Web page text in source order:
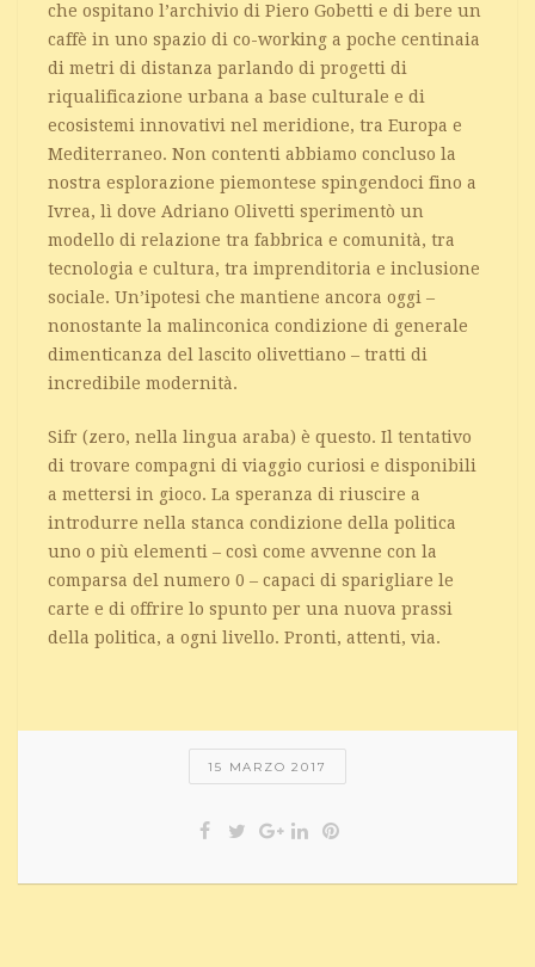
che ospitano l’archivio di Piero Gobetti e di bere un
caffè in uno spazio di co-working a poche centinaia
di metri di distanza parlando di progetti di
riqualificazione urbana a base culturale e di
ecosistemi innovativi nel meridione, tra Europa e
Mediterraneo. Non contenti abbiamo concluso la
nostra esplorazione piemontese spingendoci fino a
Ivrea, lì dove Adriano Olivetti sperimentò un
modello di relazione tra fabbrica e comunità, tra
tecnologia e cultura, tra imprenditoria e inclusione
sociale. Un’ipotesi che mantiene ancora oggi –
nonostante la malinconica condizione di generale
dimenticanza del lascito olivettiano – tratti di
incredibile modernità.
Sifr (zero, nella lingua araba) è questo. Il tentativo
di trovare compagni di viaggio curiosi e disponibili
a mettersi in gioco. La speranza di riuscire a
introdurre nella stanca condizione della politica
uno o più elementi – così come avvenne con la
comparsa del numero 0 – capaci di sparigliare le
carte e di offrire lo spunto per una nuova prassi
della politica, a ogni livello. Pronti, attenti, via.
15 MARZO 2017